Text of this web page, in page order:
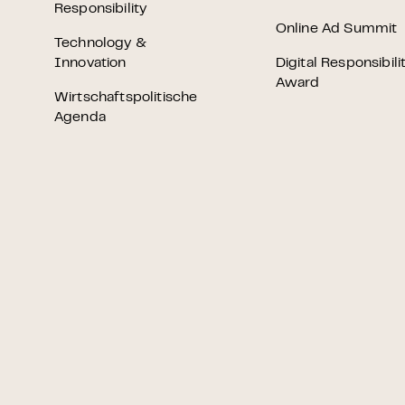
Product Management
Responsibility
Technology &
Innovation
Wirtschaftspolitische
Agenda
Online Ad Summit
Digital
Award